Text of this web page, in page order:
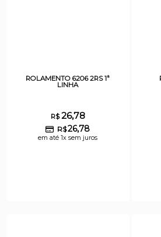
ROLAMENTO 6206 2RS 1ª
LINHA
R$26,78
R$26,78
em até 1x sem juros